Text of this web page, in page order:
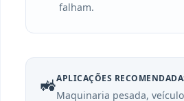
falham.
🚜APLICAÇÕES
Maquinaria pesada,